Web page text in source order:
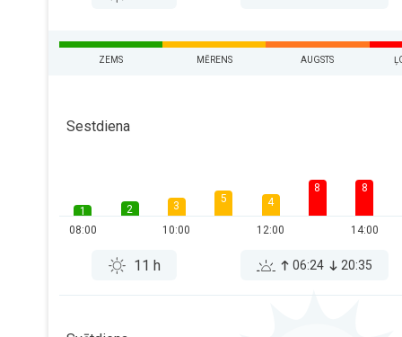
ZEMS MĒRENS AUGSTS
Sestdiena
1
08:00
2
3
10:00
5 4
12:00
8 8
14:00
11 h 06:24 20:35